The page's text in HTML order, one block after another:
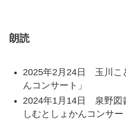
朗読
2025年2月24日 玉川こ
んコンサート」
2024年1月14日 泉野図
しむとしょかんコンサー